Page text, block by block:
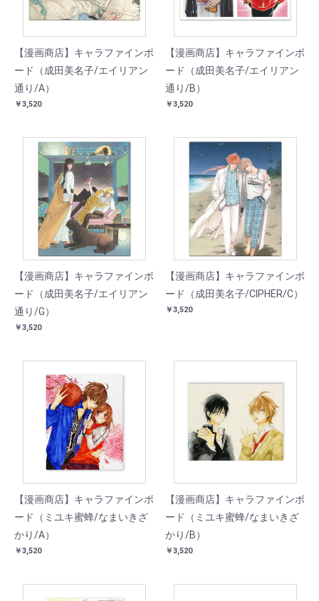
【漫画商店】キャラファインボ
ード（成田美名子/エイリアン
通り/A）
￥3,520
【漫画商店】キャラファインボ
ード（成田美名子/エイリアン
通り/B）
￥3,520
【漫画商店】キャラファインボ
ード（成田美名子/エイリアン
通り/G）
￥3,520
【漫画商店】キャラファインボ
ード（成田美名子/CIPHER/C）
￥3,520
【漫画商店】キャラファインボ
ード（ミユキ蜜蜂/なまいきざ
かり/A）
￥3,520
【漫画商店】キャラファインボ
ード（ミユキ蜜蜂/なまいきざ
かり/B）
￥3,520